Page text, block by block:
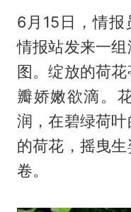
6月15日，情报
情报站发来一
图。绽放的荷
瓣娇嫩欲滴。
润，在碧绿荷
的荷花，摇曳
卷。